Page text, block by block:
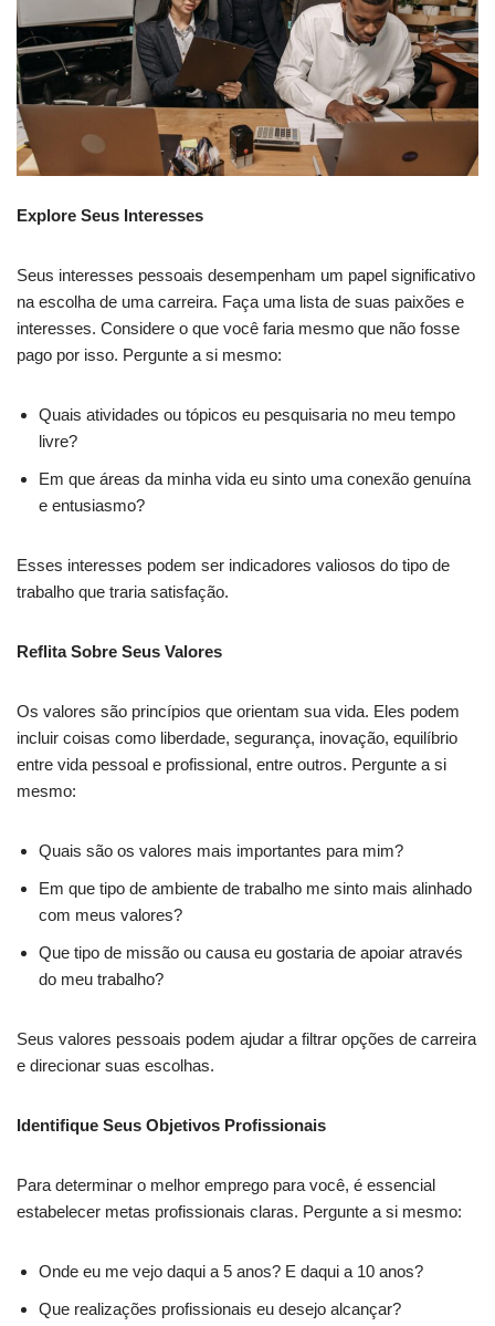
Explore Seus Interesses
Seus interesses pessoais desempenham um papel significativo
na escolha de uma carreira. Faça uma lista de suas paixões e
interesses. Considere o que você faria mesmo que não fosse
pago por isso. Pergunte a si mesmo:
Quais atividades ou tópicos eu pesquisaria no meu tempo
livre?
Em que áreas da minha vida eu sinto uma conexão genuína
e entusiasmo?
Esses interesses podem ser indicadores valiosos do tipo de
trabalho que traria satisfação.
Reflita Sobre Seus Valores
Os valores são princípios que orientam sua vida. Eles podem
incluir coisas como liberdade, segurança, inovação, equilíbrio
entre vida pessoal e profissional, entre outros. Pergunte a si
mesmo:
Quais são os valores mais importantes para mim?
Em que tipo de ambiente de trabalho me sinto mais alinhado
com meus valores?
Que tipo de missão ou causa eu gostaria de apoiar através
do meu trabalho?
Seus valores pessoais podem ajudar a filtrar opções de carreira
e direcionar suas escolhas.
Identifique Seus Objetivos Profissionais
Para determinar o melhor emprego para você, é essencial
estabelecer metas profissionais claras. Pergunte a si mesmo:
Onde eu me vejo daqui a 5 anos? E daqui a 10 anos?
Que realizações profissionais eu desejo alcançar?